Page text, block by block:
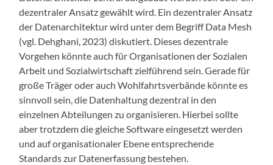
dezentraler Ansatz gewählt wird. Ein dezentraler Ansatz
der Datenarchitektur wird unter dem Begriff Data Mesh
(vgl. Dehghani, 2023) diskutiert. Dieses dezentrale
Vorgehen könnte auch für Organisationen der Sozialen
Arbeit und Sozialwirtschaft zielführend sein. Gerade für
große Träger oder auch Wohlfahrtsverbände könnte es
sinnvoll sein, die Datenhaltung dezentral in den
einzelnen Abteilungen zu organisieren. Hierbei sollte
aber trotzdem die gleiche Software eingesetzt werden
und auf organisationaler Ebene entsprechende
Standards zur Datenerfassung bestehen.